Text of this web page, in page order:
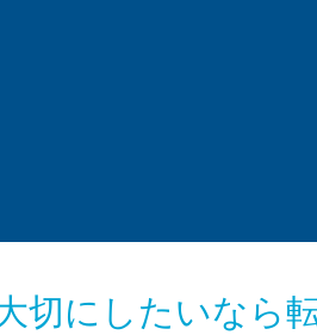
切にしたいなら